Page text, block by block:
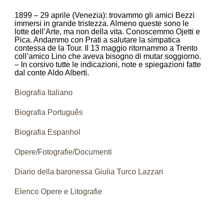
1899 – 29 aprile (Venezia): trovammo gli amici Bezzi
immersi in grande tristezza. Almeno queste sono le
lotte dell’Arte, ma non della vita. Conoscemmo Ojetti e
Pica. Andammo con Prati a salutare la simpatica
contessa de la Tour. Il 13 maggio ritornammo a Trento
coll’amico Lino che aveva bisogno di mutar soggiorno.
– In corsivo tutte le indicazioni, note e spiegazioni fatte
dal conte Aldo Alberti.
Biografia Italiano
Biografia Português
Biografia Espanhol
Opere/Fotografie/Documenti
Diario della baronessa Giulia Turco Lazzari
Elenco Opere e Litografie